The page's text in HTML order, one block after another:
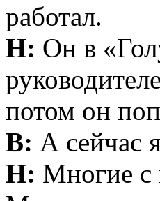
работал.
Н: Он в
потом он
В: А сейчас
Н: Многие с